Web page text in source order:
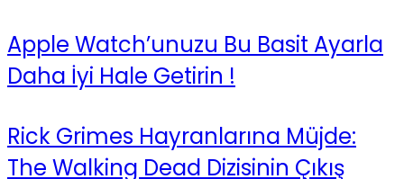
Apple Watch’unuzu Bu Basit Ayarla
Daha İyi Hale Getirin !
Rick Grimes Hayranlarına Müjde:
The Walking Dead Dizisinin Çıkış